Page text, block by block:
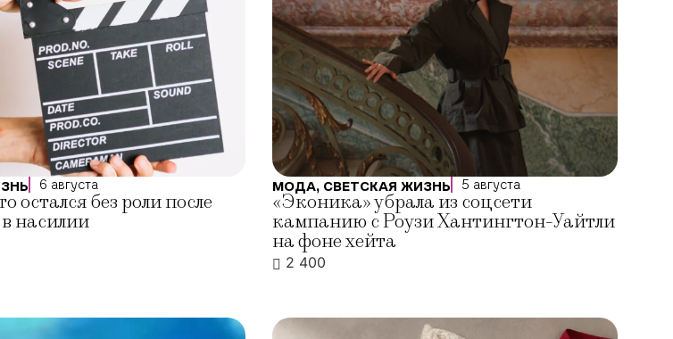
6 августа
остался без роли после
насилии
МОДА, СВЕТСКАЯ ЖИЗНЬ 5 августа
«Эконика» убрала из соцсети
кампанию с Роузи Хантингтон-Уайтли
на фоне хейта
2 400